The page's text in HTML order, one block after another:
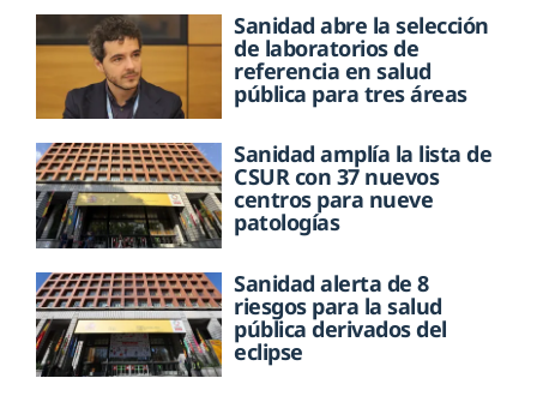
Sanidad abre la selección
de laboratorios de
referencia en salud
pública para tres áreas
Sanidad amplía la lista de
CSUR con 37 nuevos
centros para nueve
patologías
Sanidad alerta de 8
riesgos para la salud
pública derivados del
eclipse